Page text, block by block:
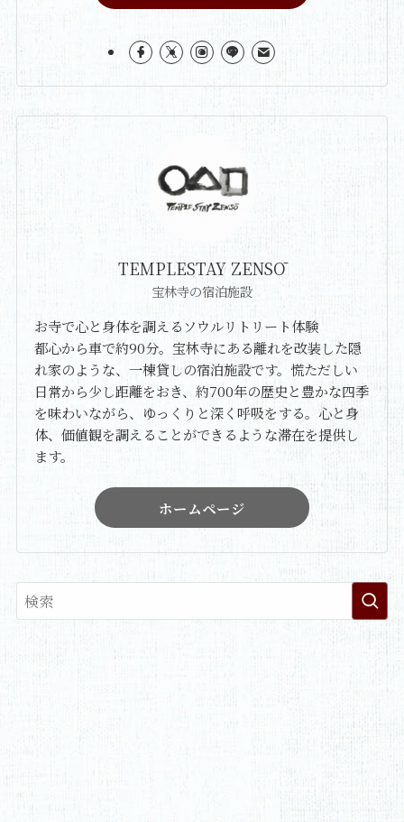
TEMPLESTAY ZENSŌ
宝林寺の宿泊施設
お寺で心と身体を調えるソウルリトリート体験
都心から車で約90分。宝林寺にある離れを改装した隠
れ家のような、一棟貸しの宿泊施設です。慌ただしい
日常から少し距離をおき、約700年の歴史と豊かな四季
を味わいながら、ゆっくりと深く呼吸をする。心と身
体、価値観を調えることができるような滞在を提供し
ます。
ホームページ